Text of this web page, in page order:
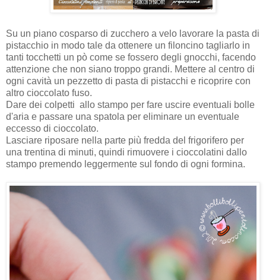
Su un piano cosparso di zucchero a velo lavorare la pasta di
pistacchio in modo tale da ottenere un filoncino tagliarlo in
tanti tocchetti un pò come se fossero degli gnocchi, facendo
attenzione che non siano troppo grandi. Mettere al centro di
ogni cavità un pezzetto di pasta di pistacchi e ricoprire con
altro cioccolato fuso.
Dare dei colpetti allo stampo per fare uscire eventuali bolle
d'aria e passare una spatola per eliminare un eventuale
eccesso di cioccolato.
Lasciare riposare nella parte più fredda del frigorifero per
una trentina di minuti, quindi rimuovere i cioccolatini dallo
stampo premendo leggermente sul fondo di ogni formina.